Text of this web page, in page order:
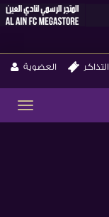
التذاكر العضوية